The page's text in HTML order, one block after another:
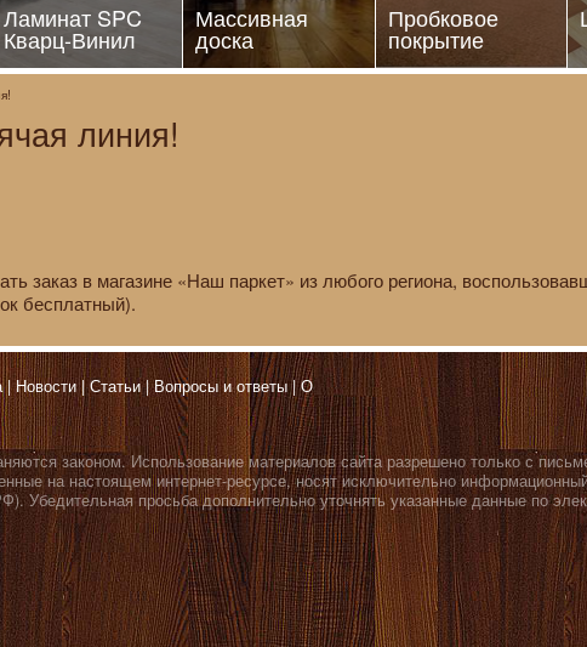
Ламинат SPC
Кварц-Винил
Массивная
доска
Пробковое
покрытие
линия!
заказ в магазине «Наш паркет» из любого региона,
бесплатный).
Новости Статьи Вопросы и ответы О
законом. Использование материалов сайта разрешено только с
на настоящем интернет-ресурсе, носят исключительно
Убедительная просьба дополнительно уточнять указанные данные по